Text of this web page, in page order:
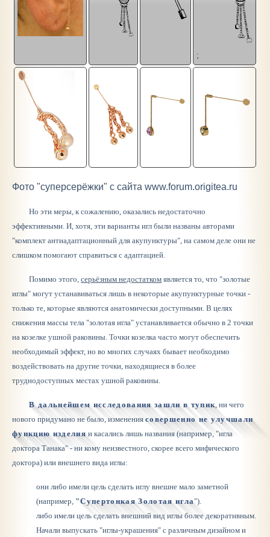
;
Фото "суперсерёжки" с сайта www.forum.origitea.ru
Но эти меры, к сожалению, оказались недостаточно
эффективными. И, хотя, эти варианты игл были названы авторами
"комплект антиадаптационный для акупунктуры", на самом деле они не
слишком помогают справиться с адаптацией.
Помимо этого,серьёзным недостатком является то, что "золотые
иглы" могут устанавиваться лишь в некоторые акупунктурные точки -
только те, которые являются анатомически доступными. В целях
снижения массы тела "золотая игла" устанавливается обычно в 2 точки
на козелке ушной раковины. Точки козелка часто могут обеспечить
необходимый эффект, но во многих случаях бывает необходимо
воздействовать на другие точки, находящиеся в более
труднодоступных местах ушной раковины.
В дальнейшем исследования зашли в тупик , ни чего
нового придумано не было, изменения совершенно не улучшали
функцию изделия и касались лишь названия (например, "игла
доктора Танака" - ни кому неизвестного, скорее всего мифического
доктора) или внешнего вида иглы:
они либо имели цель сделать иглу внешне мало заметной
(например, "Супертонкая Золотая игла").
либо имели цель сделать внешний вид иглы более декоративным.
Начали выпускать "иглы-украшения" с различным дизайном и